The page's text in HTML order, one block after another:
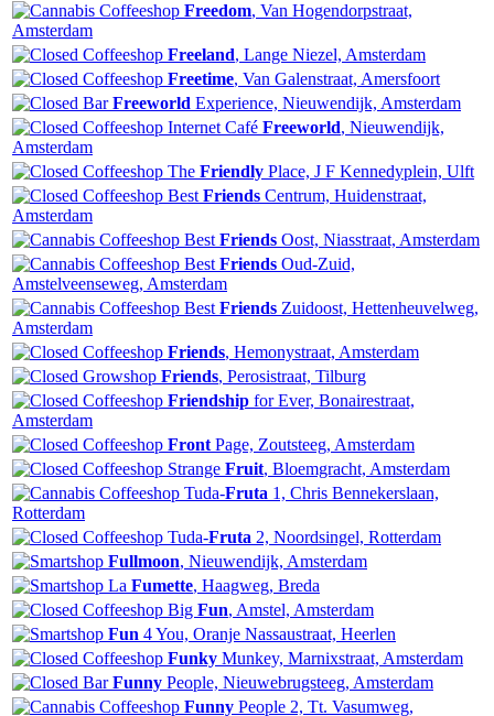
Freedom, Van Hogendorpstraat,
Amsterdam
Freeland, Lange Niezel, Amsterdam
Freetime, Van Galenstraat, Amersfoort
Freeworld Experience, Nieuwendijk, Amsterdam
Internet Café Freeworld, Nieuwendijk,
Amsterdam
The Friendly Place, J F Kennedyplein, Ulft
Best Friends Centrum, Huidenstraat,
Amsterdam
Best Friends Oost, Niasstraat, Amsterdam
Best Friends Oud-Zuid,
Amstelveenseweg, Amsterdam
Best Friends Zuidoost, Hettenheuvelweg,
Amsterdam
Friends, Hemonystraat, Amsterdam
Friends, Perosistraat, Tilburg
Friendship for Ever, Bonairestraat,
Amsterdam
Front Page, Zoutsteeg, Amsterdam
Strange Fruit, Bloemgracht, Amsterdam
Tuda-Fruta 1, Chris Bennekerslaan,
Rotterdam
Tuda-Fruta 2, Noordsingel, Rotterdam
Fullmoon, Nieuwendijk, Amsterdam
La Fumette, Haagweg, Breda
Big Fun, Amstel, Amsterdam
Fun 4 You, Oranje Nassaustraat, Heerlen
Funky Munkey, Marnixstraat, Amsterdam
Funny People, Nieuwebrugsteeg, Amsterdam
Funny People 2, Tt. Vasumweg,